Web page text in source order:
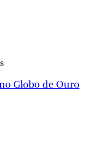
Globo de Ouro